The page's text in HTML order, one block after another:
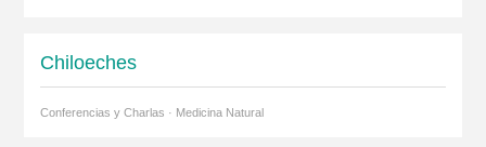
Chiloeches
Conferencias y Charlas · Medicina Natural